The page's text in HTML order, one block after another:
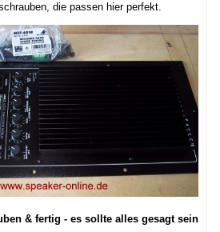
die passen hier perfekt.
& fertig - es sollte alles gesagt sein